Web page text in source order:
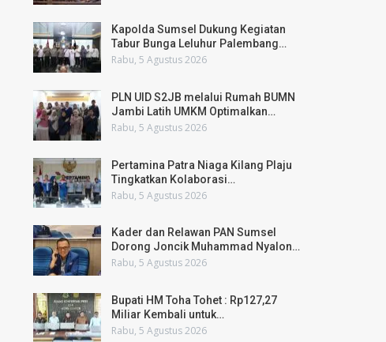
Kapolda Sumsel Dukung Kegiatan
Tabur Bunga Leluhur Palembang…
Rabu, 5 Agustus 2026
PLN UID S2JB melalui Rumah BUMN
Jambi Latih UMKM Optimalkan…
Rabu, 5 Agustus 2026
Pertamina Patra Niaga Kilang Plaju
Tingkatkan Kolaborasi…
Rabu, 5 Agustus 2026
Kader dan Relawan PAN Sumsel
Dorong Joncik Muhammad Nyalon…
Rabu, 5 Agustus 2026
Bupati HM Toha Tohet : Rp127,27
Miliar Kembali untuk…
Rabu, 5 Agustus 2026